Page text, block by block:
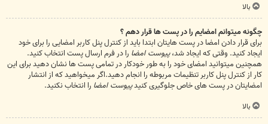
بالا
چگونه میتوانم امضایم را در پست ها قرار دهم ؟
برای قرار دادن امضا در پست هایتان ابتدا باید از کنترل پنل کاربر امضایی را برای خود
ایجاد کنید. وقتی که ایجاد شد،پیوست امضا را در فرم ارسال پست انتخاب کنید.
همچنین میتوانید امضای خود را به طور خودکار در تمامی پست ها نشان دهید برای این
کار از کنترل پنل کاربر تنظیمات مربوطه را انجام دهید.اگر میخواهید که از انتشار
امضایتان در پست های خاص جلوگیری کنیدپیوست امضا را انتخاب نکنید.
بالا